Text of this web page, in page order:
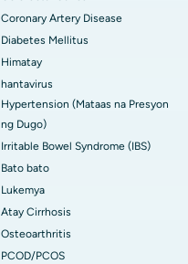
Coronary Artery Disease
Diabetes Mellitus
Himatay
hantavirus
Hypertension (Mataas na Presyon
ng Dugo)
Irritable Bowel Syndrome (IBS)
Bato bato
Lukemya
Atay Cirrhosis
Osteoarthritis
PCOD/PCOS